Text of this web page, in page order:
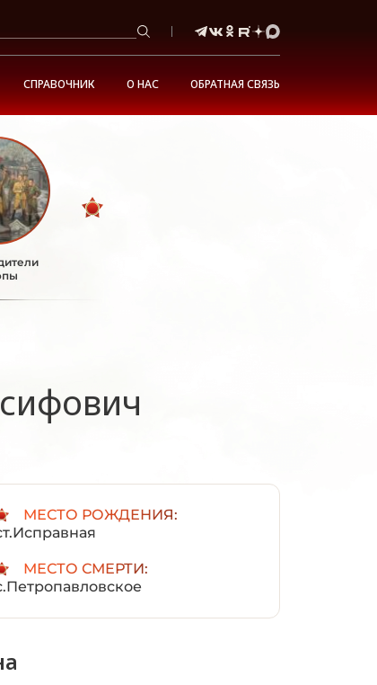
СПРАВОЧНИК О НАС ОБРАТНАЯ СВЯЗЬ
МЕСТО РОЖДЕНИЯ:
МЕСТО СМЕРТИ: